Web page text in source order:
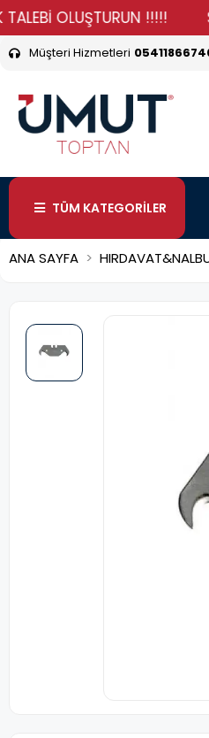
OLUŞTURUN !!!!!
Müşteri Hizmetleri
TÜM KATEGORİLER
ANA SAYFA